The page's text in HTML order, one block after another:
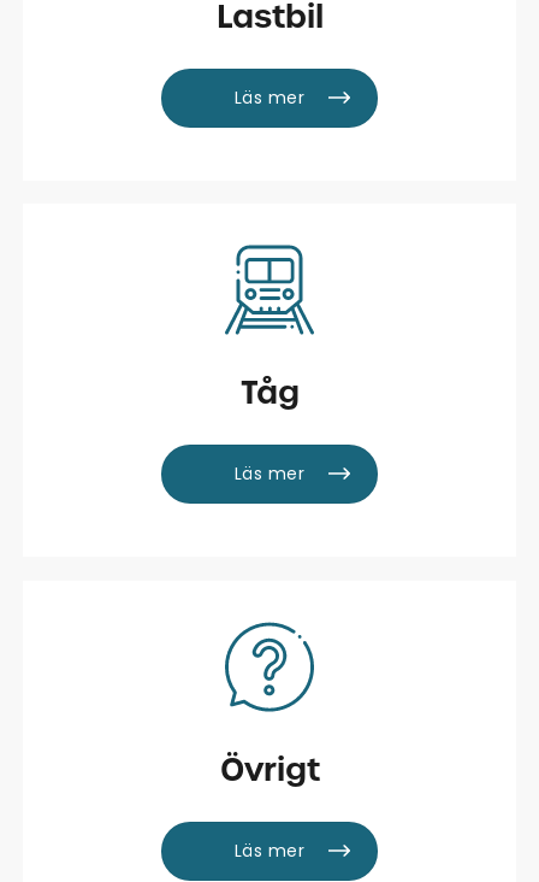
Lastbil
Läs mer
Tåg
Läs mer
Övrigt
Läs mer